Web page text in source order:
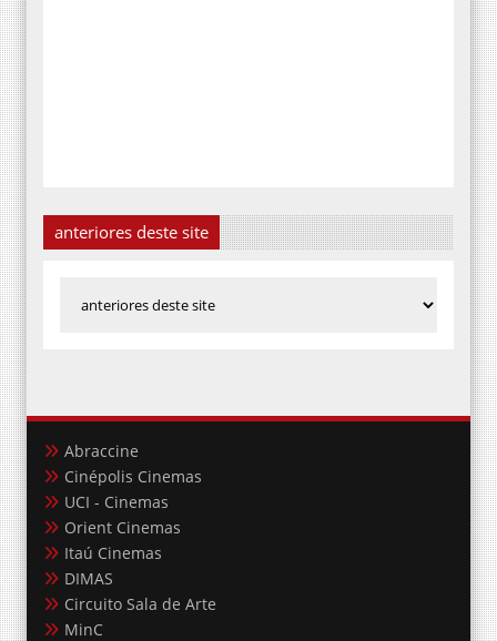
anteriores deste site
Abraccine
Cinépolis Cinemas
UCI - Cinemas
Orient Cinemas
Itaú Cinemas
DIMAS
Circuito Sala de Arte
MinC